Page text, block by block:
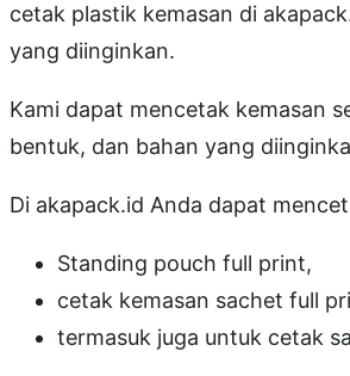
cetak plastik kemasan di
yang diinginkan.
Kami dapat mencetak kemasan
bentuk, dan bahan yang
Di akapack.id Anda dapat
Standing pouch full print,
cetak kemasan sachet full
termasuk juga untuk cetak